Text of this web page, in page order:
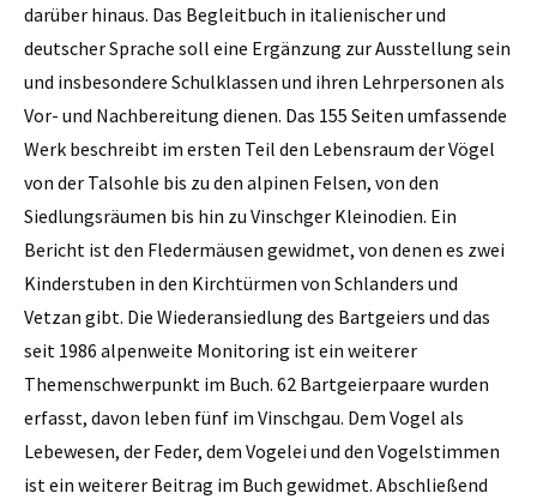
darüber hinaus. Das Begleitbuch in italienischer und
deutscher Sprache soll eine Ergänzung zur Ausstellung sein
und insbesondere Schulklassen und ihren Lehrpersonen als
Vor- und Nachbereitung dienen. Das 155 Seiten umfassende
Werk beschreibt im ersten Teil den Lebensraum der Vögel
von der Talsohle bis zu den alpinen Felsen, von den
Siedlungsräumen bis hin zu Vinschger Kleinodien. Ein
Bericht ist den Fledermäusen gewidmet, von denen es zwei
Kinderstuben in den Kirchtürmen von Schlanders und
Vetzan gibt. Die Wiederansiedlung des Bartgeiers und das
seit 1986 alpenweite Monitoring ist ein weiterer
Themenschwerpunkt im Buch. 62 Bartgeierpaare wurden
erfasst, davon leben fünf im Vinschgau. Dem Vogel als
Lebewesen, der Feder, dem Vogelei und den Vogelstimmen
ist ein weiterer Beitrag im Buch gewidmet. Abschließend